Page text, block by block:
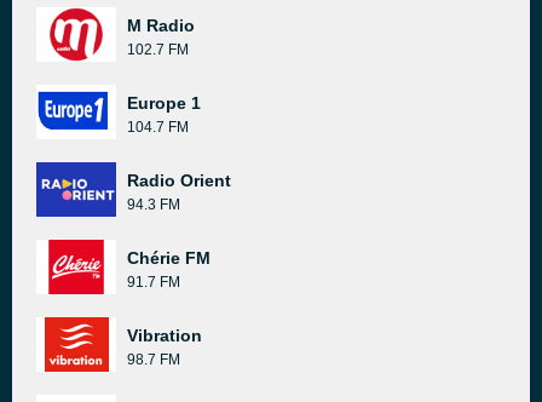
M Radio
102.7 FM
Europe 1
104.7 FM
Radio Orient
94.3 FM
Chérie FM
91.7 FM
Vibration
98.7 FM